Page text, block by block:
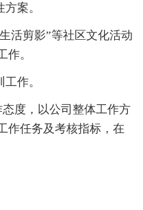
案。
剪影”等社区文化活动
作。
作。
度，以公司整体工作方
作任务及考核指标，在